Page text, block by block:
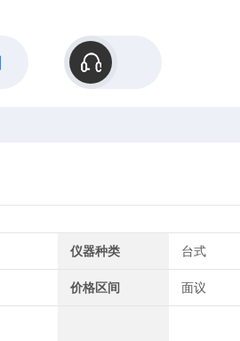
仪器种类 台式
价格区间 面议